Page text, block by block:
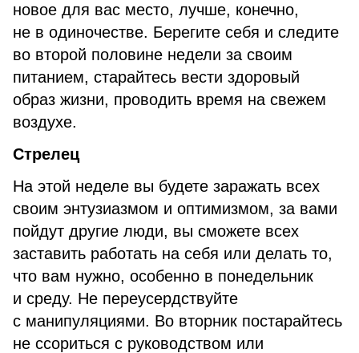
новое для вас место, лучше, конечно,
не в одиночестве. Берегите себя и следите
во второй половине недели за своим
питанием, старайтесь вести здоровый
образ жизни, проводить время на свежем
воздухе.
Стрелец
На этой неделе вы будете заражать всех
своим энтузиазмом и оптимизмом, за вами
пойдут другие люди, вы сможете всех
заставить работать на себя или делать то,
что вам нужно, особенно в понедельник
и среду. Не переусердствуйте
с манипуляциями. Во вторник постарайтесь
не ссориться с руководством или